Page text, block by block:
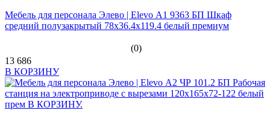
Мебель для персонала Элево | Elevo А1 9363 БП Шкаф
средний полузакрытый 78х36.4х119.4 белый премиум
(0)
13 686
В КОРЗИНУ